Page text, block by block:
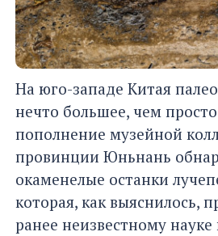
На юго-западе Китая
нечто большее, чем
пополнение музейной
провинции Юньнань
окаменелые останки
которая, как выяснилось,
ранее неизвестному